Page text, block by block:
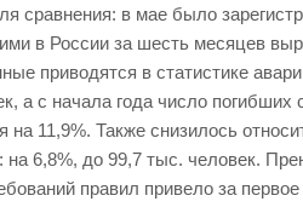
сравнения: в мае было
в России за шесть месяцев
приводятся в статистике
а с начала года число погибших
на 11,9%. Также снизилось
на 6,8%, до 99,7 тыс. человек.
правил привело за